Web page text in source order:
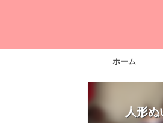
ホーム
人形